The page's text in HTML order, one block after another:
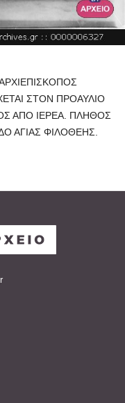
ΣΤΟΝ ΠΡΟΑΥΛΙΟ
ΑΠΟ ΙΕΡΕΑ. ΠΛΗΘΟΣ
ΑΓΙΑΣ ΦΙΛΟΘΕΗΣ.